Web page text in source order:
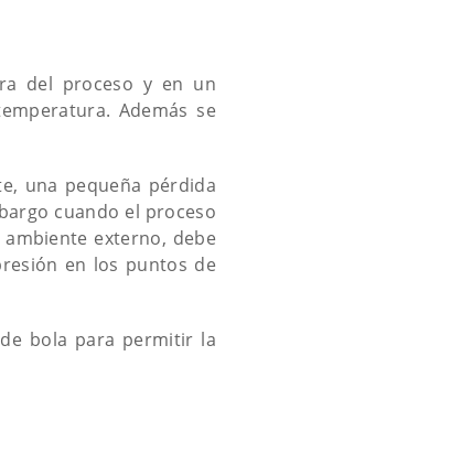
del proceso y en un
Además se
una pequeña pérdida
cuando el proceso
externo, debe
en los puntos de
bola para permitir la